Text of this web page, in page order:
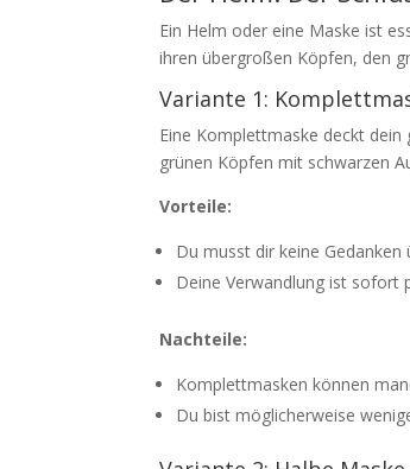
Ein Helm oder eine Maske ist
ihren übergroßen Köpfen, den
Variante 1:
Eine Komplettmaske deckt dein
grünen Köpfen mit schwarzen
Vorteile:
Du musst dir keine
Deine Verwandlung ist sofort
Nachteile:
Komplettmasken können
Du bist möglicherweise